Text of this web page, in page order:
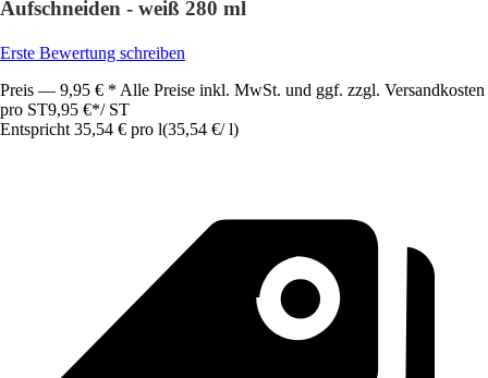
Aufschneiden - weiß 280 ml
Erste Bewertung schreiben
Preis — 9,95 € * Alle Preise inkl. MwSt. und ggf. zzgl. Versandkosten
pro ST9,95 €*/ ST
Entspricht 35,54 € pro l(35,54 €/ l)